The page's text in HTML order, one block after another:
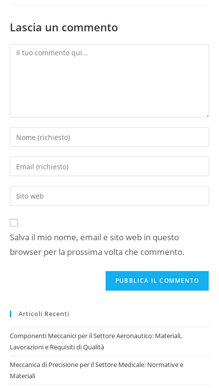
Lascia un commento
Commento
Inserisci
il
tuo
nome
nome
utente
per
Inserisci
il
tuo
indirizzo
commentare
Inserisci
l'URL
sito
web
(facoltativo)
Salva il mio nome, email e sito web in questo
browser per la prossima volta che commento.
Articoli Recenti
Componenti Meccanici per il Settore Aeronautico: Materiali,
Lavorazioni e Requisiti di Qualità
Meccanica di Precisione per il Settore Medicale: Normative e
Materiali